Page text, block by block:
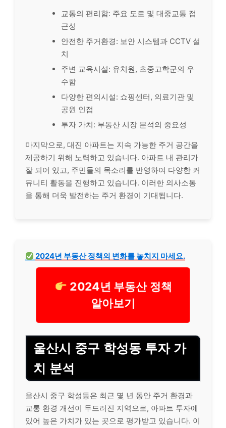
교통의 편리함: 주요 도로 및 대중교통 접
근성
안전한 주거환경: 보안 시스템과 CCTV 설
치
주변 교육시설: 유치원, 초중고학군의 우
수함
다양한 편의시설: 쇼핑센터, 의료기관 및
공원 인접
투자 가치: 부동산 시장 분석의 중요성
마지막으로, 대진 아파트는 지속 가능한 주거 공간을
제공하기 위해 노력하고 있습니다. 아파트 내 관리가
잘 되어 있고, 주민들의 목소리를 반영하여 다양한 커
뮤니티 활동을 진행하고 있습니다. 이러한 의사소통
을 통해 더욱 발전하는 주거 환경이 기대됩니다.
2024년 부동산 정책의 변화를 놓치지 마세요.
2024년 부동산 정책
알아보기
울산시 중구 학성동 투자 가
치 분석
울산시 중구 학성동은 최근 몇 년 동안 주거 환경과
교통 환경 개선이 두드러진 지역으로, 아파트 투자에
있어 높은 가치가 있는 곳으로 평가받고 있습니다. 이